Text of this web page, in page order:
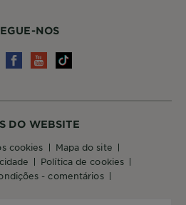
DO WEBSITE
cookies
mapa do site
política de cookies
- comentários
NOS